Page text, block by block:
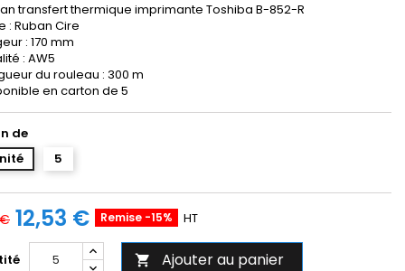
transfert thermique imprimante Toshiba B-852-R
: Ruban Cire
: 170 mm
: AW5
du rouleau : 300 m
en carton de 5
de
5
12,53 € Remise -15% HT
 Ajouter au panier